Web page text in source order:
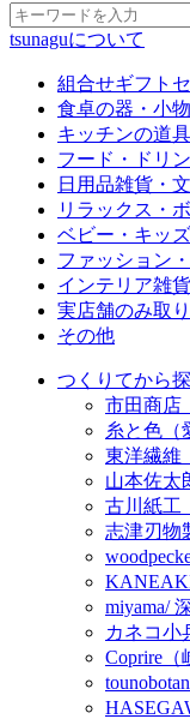
tsunaguについて
組合せギフト
食卓の器・小物
キッチンの道具
フード・ドリ
日用品雑貨・
リラックス・
ベビー・キッズ
ファッション
インテリア雑
実店舗のみ取
その他
つくりてから
市田商店
糸と色（
東洋繊維
山本佐太
古川紙工
志津刃物
miyama/
カネコ小
Coprire（